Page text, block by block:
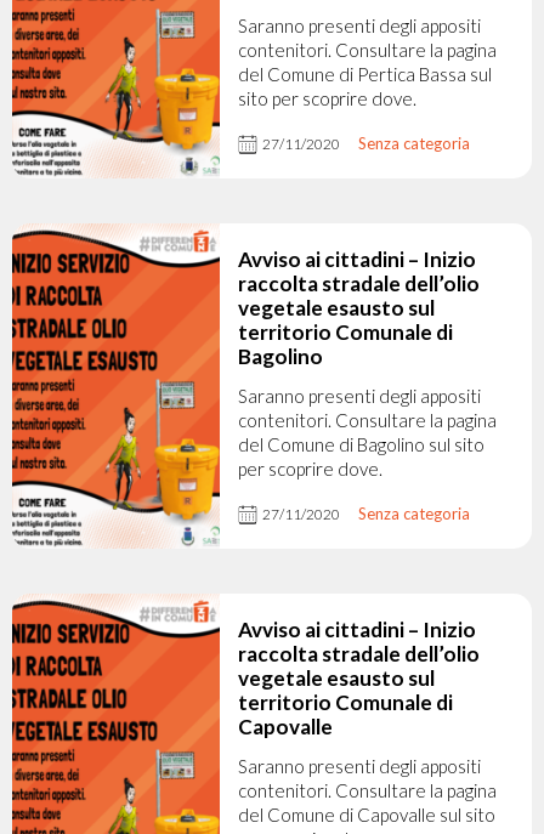
Saranno presenti degli appositi
contenitori. Consultare la pagina
del Comune di Pertica Bassa sul
sito per scoprire dove.
27/11/2020 Senza categoria
Avviso ai cittadini – Inizio
raccolta stradale dell’olio
vegetale esausto sul
territorio Comunale di
Bagolino
Saranno presenti degli appositi
contenitori. Consultare la pagina
del Comune di Bagolino sul sito
per scoprire dove.
27/11/2020 Senza categoria
Avviso ai cittadini – Inizio
raccolta stradale dell’olio
vegetale esausto sul
territorio Comunale di
Capovalle
Saranno presenti degli appositi
contenitori. Consultare la pagina
del Comune di Capovalle sul sito